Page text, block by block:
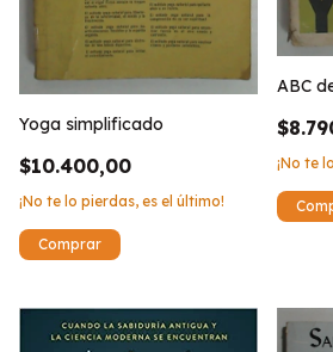
Yoga simplificado
$10.400,00
¡No te lo pierdas, es el último!
ABC
¡No te